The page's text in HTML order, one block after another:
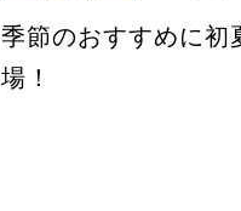
季節のおすすめに初
場！